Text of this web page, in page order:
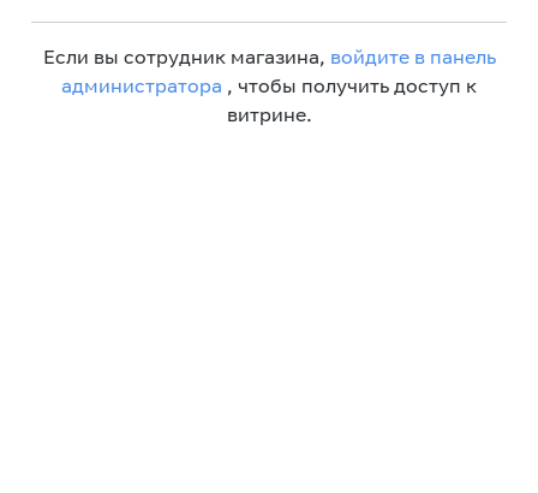
Если вы сотрудник магазина, войдите в панель
администратора , чтобы получить доступ к
витрине.